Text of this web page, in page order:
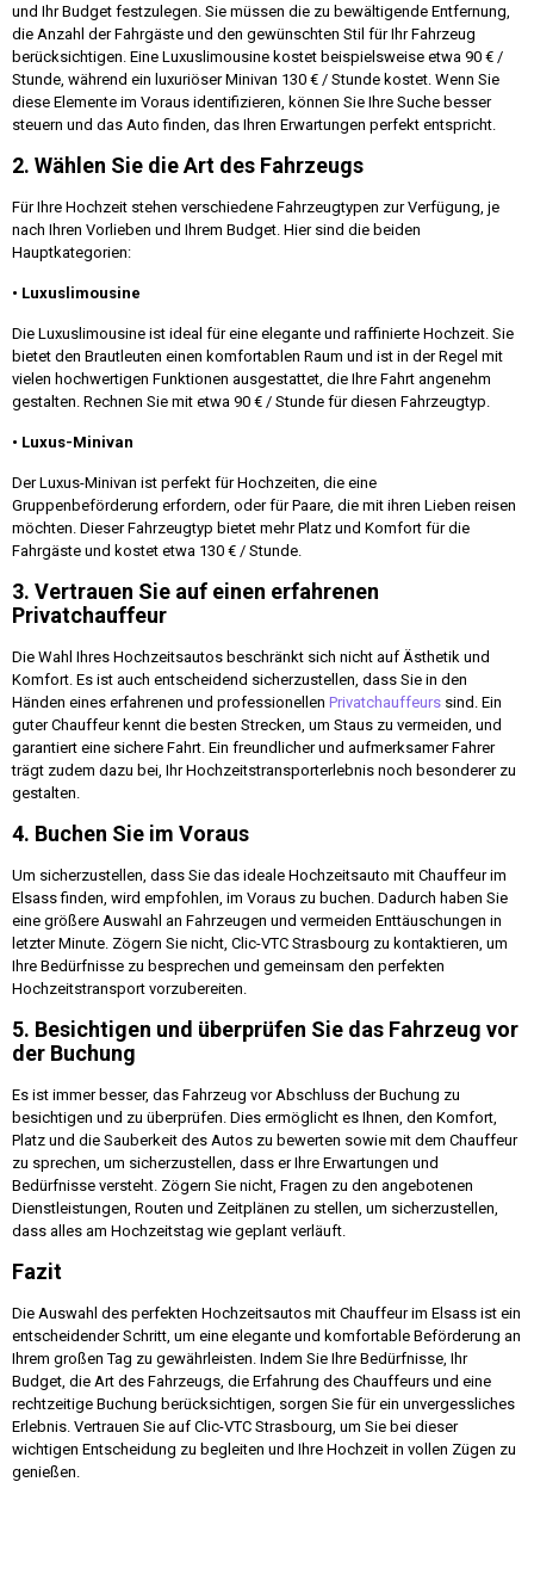
und Ihr Budget festzulegen. Sie müssen die zu bewältigende Entfernung,
die Anzahl der Fahrgäste und den gewünschten Stil für Ihr Fahrzeug
berücksichtigen. Eine Luxuslimousine kostet beispielsweise etwa 90 € /
Stunde, während ein luxuriöser Minivan 130 € / Stunde kostet. Wenn Sie
diese Elemente im Voraus identifizieren, können Sie Ihre Suche besser
steuern und das Auto finden, das Ihren Erwartungen perfekt entspricht.
2. Wählen Sie die Art des Fahrzeugs
Für Ihre Hochzeit stehen verschiedene Fahrzeugtypen zur Verfügung, je
nach Ihren Vorlieben und Ihrem Budget. Hier sind die beiden
Hauptkategorien:
• Luxuslimousine
Die Luxuslimousine ist ideal für eine elegante und raffinierte Hochzeit. Sie
bietet den Brautleuten einen komfortablen Raum und ist in der Regel mit
vielen hochwertigen Funktionen ausgestattet, die Ihre Fahrt angenehm
gestalten. Rechnen Sie mit etwa 90 € / Stunde für diesen Fahrzeugtyp.
• Luxus-Minivan
Der Luxus-Minivan ist perfekt für Hochzeiten, die eine
Gruppenbeförderung erfordern, oder für Paare, die mit ihren Lieben reisen
möchten. Dieser Fahrzeugtyp bietet mehr Platz und Komfort für die
Fahrgäste und kostet etwa 130 € / Stunde.
3. Vertrauen Sie auf einen erfahrenen
Privatchauffeur
Die Wahl Ihres Hochzeitsautos beschränkt sich nicht auf Ästhetik und
Komfort. Es ist auch entscheidend sicherzustellen, dass Sie in den
Händen eines erfahrenen und professionellen Privatchauffeurs sind. Ein
guter Chauffeur kennt die besten Strecken, um Staus zu vermeiden, und
garantiert eine sichere Fahrt. Ein freundlicher und aufmerksamer Fahrer
trägt zudem dazu bei, Ihr Hochzeitstransporterlebnis noch besonderer zu
gestalten.
4. Buchen Sie im Voraus
Um sicherzustellen, dass Sie das ideale Hochzeitsauto mit Chauffeur im
Elsass finden, wird empfohlen, im Voraus zu buchen. Dadurch haben Sie
eine größere Auswahl an Fahrzeugen und vermeiden Enttäuschungen in
letzter Minute. Zögern Sie nicht, Clic-VTC Strasbourg zu kontaktieren, um
Ihre Bedürfnisse zu besprechen und gemeinsam den perfekten
Hochzeitstransport vorzubereiten.
5. Besichtigen und überprüfen Sie das Fahrzeug vor
der Buchung
Es ist immer besser, das Fahrzeug vor Abschluss der Buchung zu
besichtigen und zu überprüfen. Dies ermöglicht es Ihnen, den Komfort,
Platz und die Sauberkeit des Autos zu bewerten sowie mit dem Chauffeur
zu sprechen, um sicherzustellen, dass er Ihre Erwartungen und
Bedürfnisse versteht. Zögern Sie nicht, Fragen zu den angebotenen
Dienstleistungen, Routen und Zeitplänen zu stellen, um sicherzustellen,
dass alles am Hochzeitstag wie geplant verläuft.
Fazit
Die Auswahl des perfekten Hochzeitsautos mit Chauffeur im Elsass ist ein
entscheidender Schritt, um eine elegante und komfortable Beförderung an
Ihrem großen Tag zu gewährleisten. Indem Sie Ihre Bedürfnisse, Ihr
Budget, die Art des Fahrzeugs, die Erfahrung des Chauffeurs und eine
rechtzeitige Buchung berücksichtigen, sorgen Sie für ein unvergessliches
Erlebnis. Vertrauen Sie auf Clic-VTC Strasbourg, um Sie bei dieser
wichtigen Entscheidung zu begleiten und Ihre Hochzeit in vollen Zügen zu
genießen.